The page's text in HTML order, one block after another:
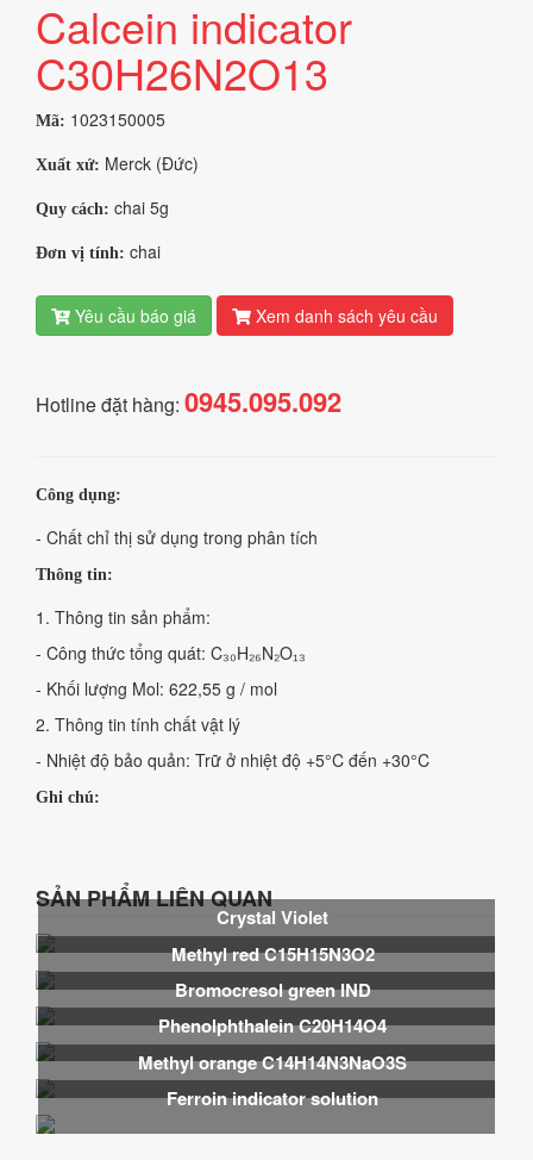
Calcein indicator
C30H26N2O13
Mã: 1023150005
Xuất xứ: Merck (Đức)
Quy cách: chai 5g
Đơn vị tính: chai
Yêu cầu báo giá Xem danh sách yêu cầu
Hotline đặt hàng: 0945.095.092
Công dụng:
- Chất chỉ thị sử dụng trong phân tích
Thông tin:
1. Thông tin sản phẩm:
- Công thức tổng quát: C₃₀H₂₆N₂O₁₃
- Khối lượng Mol: 622,55 g / mol
2. Thông tin tính chất vật lý
- Nhiệt độ bảo quản: Trữ ở nhiệt độ +5°C đến +30°C
Ghi chú:
SẢN PHẨM LIÊN QUAN
Crystal Violet
Methyl red C15H15N3O2
Bromocresol green IND
Phenolphthalein C20H14O4
Methyl orange C14H14N3NaO3S
Ferroin indicator solution